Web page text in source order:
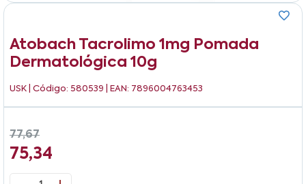
Atobach Tacrolimo 1mg Pomada
Dermatológica 10g
USK | Código: 580539 | EAN: 7896004763453
77,67
75,34